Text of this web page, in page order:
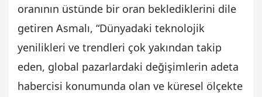
oranının üstünde bir oran beklediklerini dile
getiren Asmalı, “Dünyadaki teknolojik
yenilikleri ve trendleri çok yakından takip
eden, global pazarlardaki değişimlerin adeta
habercisi konumunda olan ve küresel ölçekte